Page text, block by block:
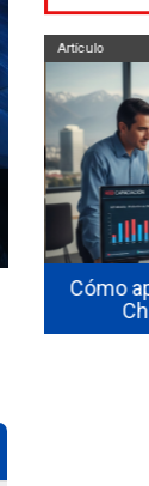
Cómo
Artículo